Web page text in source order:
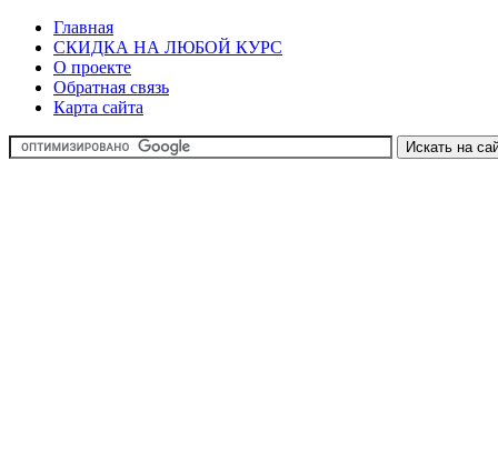
Главная
СКИДКА НА ЛЮБОЙ КУРС
О проекте
Обратная связь
Карта сайта